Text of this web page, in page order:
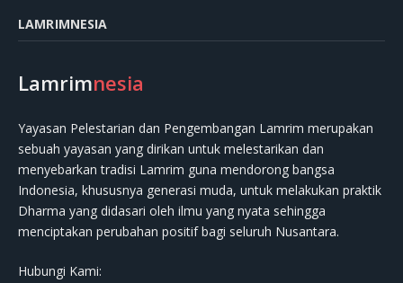
LAMRIMNESIA
Lamrimnesia
Yayasan Pelestarian dan Pengembangan Lamrim merupakan
sebuah yayasan yang dirikan untuk melestarikan dan
menyebarkan tradisi Lamrim guna mendorong bangsa
Indonesia, khususnya generasi muda, untuk melakukan praktik
Dharma yang didasari oleh ilmu yang nyata sehingga
menciptakan perubahan positif bagi seluruh Nusantara.
Hubungi Kami: